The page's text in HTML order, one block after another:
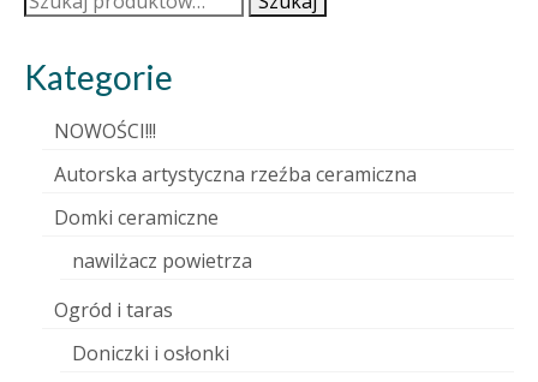
Kategorie
NOWOŚCI!!!
Autorska artystyczna rzeźba ceramiczna
Domki ceramiczne
nawilżacz powietrza
Ogród i taras
Doniczki i osłonki